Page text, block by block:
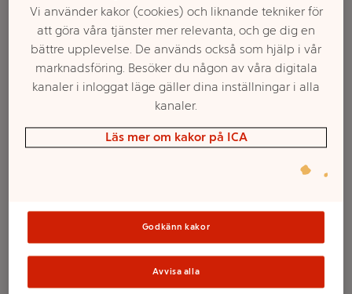
Kattmat Kyckling
3,5kg Mjau
Varumärke
Mjau
Välj butik och handla
Sortimentet kan variera mellan butikerna
Vi använder kakor (cookies) och liknande tekniker för
att göra våra tjänster mer relevanta, och ge dig en
bättre upplevelse. De används också som hjälp i vår
marknadsföring. Besöker du någon av våra digitala
kanaler i inloggat läge gäller dina inställningar i alla
kanaler.
Läs mer om kakor på ICA
Godkänn kakor
Avvisa alla